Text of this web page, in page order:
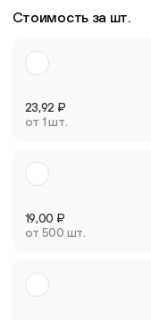
Стоимость за шт.
23,92 ₽
от 1 шт.
19,00 ₽
от 500 шт.